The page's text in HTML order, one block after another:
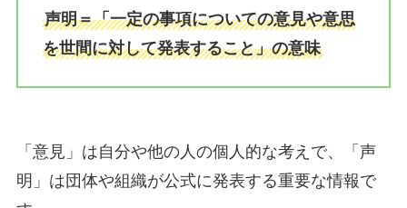
声明＝「一定の事項についての意見や意思
を世間に対して発表すること」の意味
「意見」は自分や他の人の個人的な考えで、「声
明」は団体や組織が公式に発表する重要な情報で